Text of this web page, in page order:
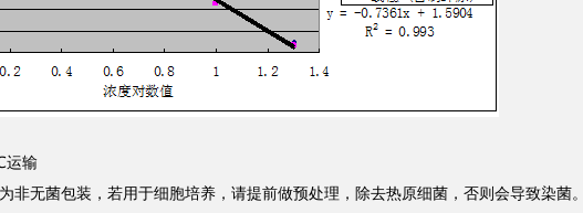
运输
非无菌包装，若用于细胞培养，请提前做预处理，除去热原细菌，否则会导致染菌